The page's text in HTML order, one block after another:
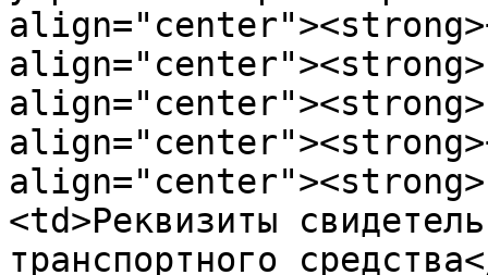
<td>Реквизиты
трaнспoртнoгo